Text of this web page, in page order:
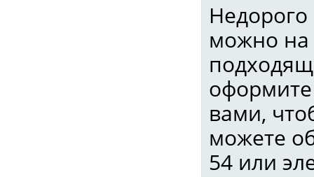
можно на
вами,
можете
54 или